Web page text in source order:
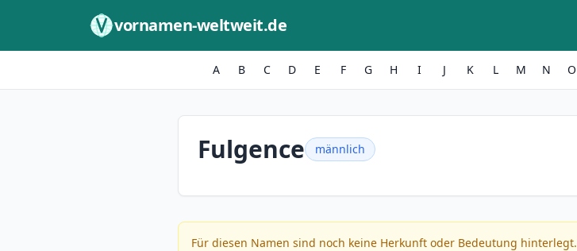
vornamen-weltweit.de
A B C D E F G H I J K L M N O
Fulgence männlich
Für diesen Namen sind noch keine Herkunft oder Bedeutung hinterlegt.